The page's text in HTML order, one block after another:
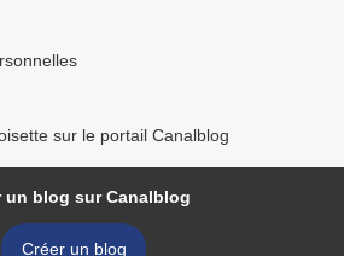
sur le portail Canalblog
un blog sur Canalblog
Créer un blog